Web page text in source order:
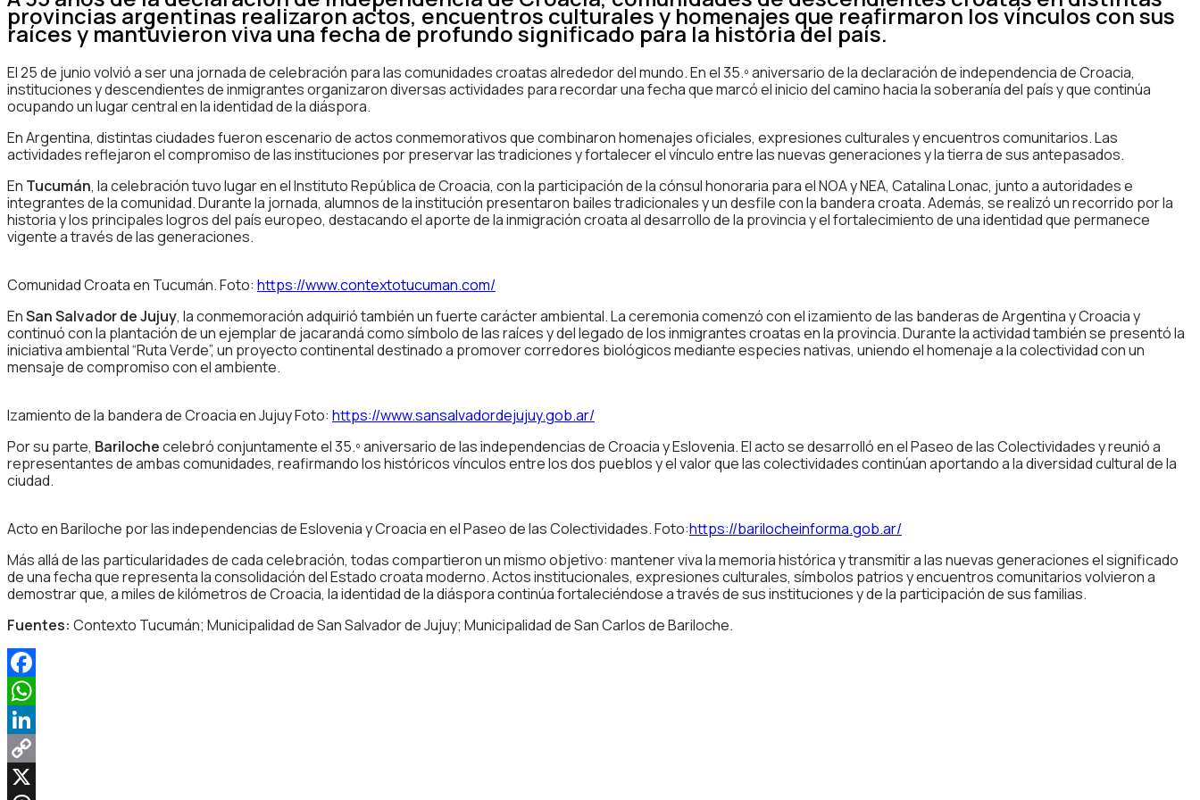
provincias argentinas realizaron actos, encuentros culturales y homenajes que reafirmaron los vínculos con sus
raíces y mantuvieron viva una fecha de profundo significado para la historia del país.
El 25 de junio volvió a ser una jornada de celebración para las comunidades croatas alrededor del mundo. En el 35.º aniversario de la declaración de independencia de Croacia,
instituciones y descendientes de inmigrantes organizaron diversas actividades para recordar una fecha que marcó el inicio del camino hacia la soberanía del país y que continúa
ocupando un lugar central en la identidad de la diáspora.
En Argentina, distintas ciudades fueron escenario de actos conmemorativos que combinaron homenajes oficiales, expresiones culturales y encuentros comunitarios. Las
actividades reflejaron el compromiso de las instituciones por preservar las tradiciones y fortalecer el vínculo entre las nuevas generaciones y la tierra de sus antepasados.
En Tucumán, la celebración tuvo lugar en el Instituto República de Croacia, con la participación de la cónsul honoraria para el NOA y NEA, Catalina Lonac, junto a autoridades e
integrantes de la comunidad. Durante la jornada, alumnos de la institución presentaron bailes tradicionales y un desfile con la bandera croata. Además, se realizó un recorrido por la
historia y los principales logros del país europeo, destacando el aporte de la inmigración croata al desarrollo de la provincia y el fortalecimiento de una identidad que permanece
vigente a través de las generaciones.
Comunidad Croata en Tucumán. Foto: https://www.contextotucuman.com/
EnSan Salvador de Jujuy, la conmemoración adquirió también un fuerte carácter ambiental. La ceremonia comenzó con el izamiento de las banderas de Argentina y Croacia y
continuó con la plantación de un ejemplar de jacarandá como símbolo de las raíces y del legado de los inmigrantes croatas en la provincia. Durante la actividad también se presentó la
iniciativa ambiental “Ruta Verde”, un proyecto continental destinado a promover corredores biológicos mediante especies nativas, uniendo el homenaje a la colectividad con un
mensaje de compromiso con el ambiente.
Izamiento de la bandera de Croacia en Jujuy Foto: https://www.sansalvadordejujuy.gob.ar/
Por su parte, Barilochecelebró conjuntamente el 35.º aniversario de las independencias de Croacia y Eslovenia. El acto se desarrolló en el Paseo de las Colectividades y reunió a
representantes de ambas comunidades, reafirmando los históricos vínculos entre los dos pueblos y el valor que las colectividades continúan aportando a la diversidad cultural de la
ciudad.
Acto en Bariloche por las independencias de Eslovenia y Croacia en el Paseo de las Colectividades. Foto:https://barilocheinforma.gob.ar/
Más allá de las particularidades de cada celebración, todas compartieron un mismo objetivo: mantener viva la memoria histórica y transmitir a las nuevas generaciones el significado
de una fecha que representa la consolidación del Estado croata moderno. Actos institucionales, expresiones culturales, símbolos patrios y encuentros comunitarios volvieron a
demostrar que, a miles de kilómetros de Croacia, la identidad de la diáspora continúa fortaleciéndose a través de sus instituciones y de la participación de sus familias.
Fuentes: Contexto Tucumán; Municipalidad de San Salvador de Jujuy; Municipalidad de San Carlos de Bariloche.
Facebook
WhatsApp
LinkedIn
Copy